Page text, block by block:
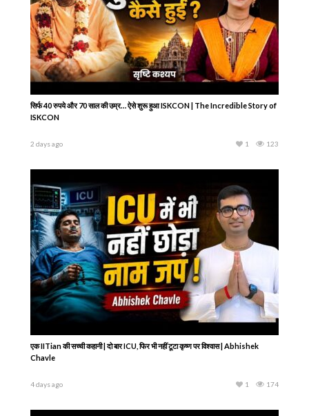
सिर्फ 40 रुपये और 70 साल की उम्र… ऐसे शुरू हुआ ISKCON | The Incredible Story of
ISKCON
2 days ago 123
1
एक IITian की सच्ची कहानी | दो बार ICU, फिर भी नहीं टूटा कृष्ण पर विश्वास | Abhishek
Chavle
4 days ago 174
1